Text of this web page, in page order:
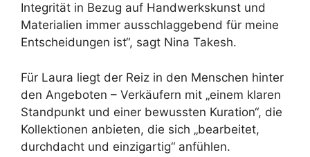
Integrität in Bezug auf Handwerkskunst und
Materialien immer ausschlaggebend für meine
Entscheidungen ist“, sagt Nina Takesh.
Für Laura liegt der Reiz in den Menschen hinter
den Angeboten – Verkäufern mit „einem klaren
Standpunkt und einer bewussten Kuration“, die
Kollektionen anbieten, die sich „bearbeitet,
durchdacht und einzigartig“ anfühlen.